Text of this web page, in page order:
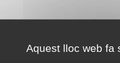
Aquest lloc web fa